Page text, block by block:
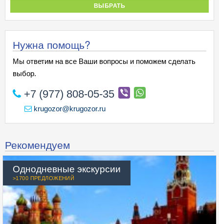
ВЫБРАТЬ
Нужна помощь?
Мы ответим на все Ваши вопросы и поможем сделать
выбор.
+7 (977) 808-05-35
krugozor@krugozor.ru
Рекомендуем
Однодневные экскурсии
>1700 ПРЕДЛОЖЕНИЙ